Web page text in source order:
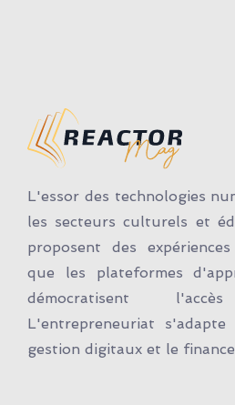
L'essor des technologies
les secteurs culturels et
proposent des
que les plateformes
démocratisent
L'entrepreneuriat
gestion digitaux et le